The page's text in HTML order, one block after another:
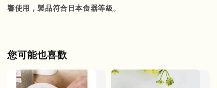
響使用，製品符合日本食器等級。
您可能也喜歡